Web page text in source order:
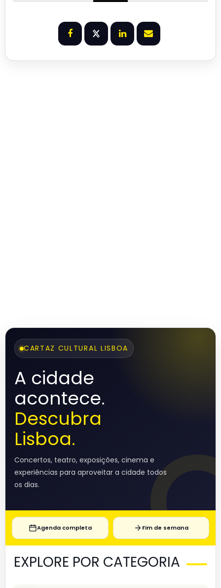
CARTAZ CULTURAL LISBOA
A cidade
acontece.
Descubra
Lisboa.
Concertos, teatro, exposições, cinema e
experiências para aproveitar a cidade todos
os dias.
Agenda completa Fim de semana
EXPLORE POR CATEGORIA